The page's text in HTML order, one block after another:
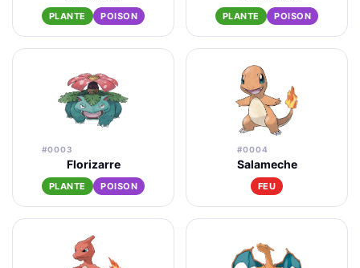
PLANTE POISON PLANTE POISON
#0003
Florizarre
PLANTE POISON
#0004
Salameche
FEU